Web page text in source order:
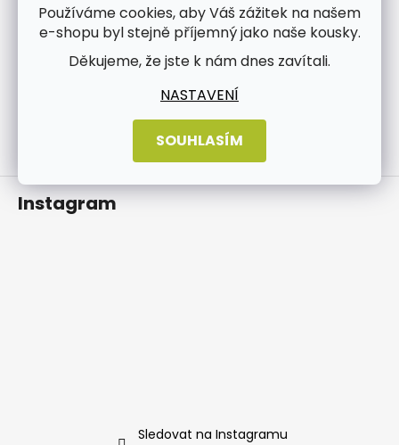
Používáme cookies, aby Váš zážitek na našem
e-shopu byl stejně příjemný jako naše kousky.
Děkujeme, že jste k nám dnes zavítali.
NASTAVENÍ
SOUHLASÍM
E-mail
Vložením e-mailu souhlasíte s
podmínkami
ochrany osobních údajů
Instagram
Sledovat na Instagramu